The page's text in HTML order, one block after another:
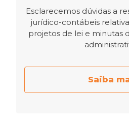
Esclarecemos dúvidas a
jurídico-contábeis
projetos de lei e minutas
Saiba